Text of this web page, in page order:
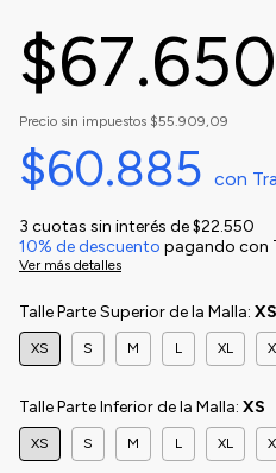
$67.650
Precio sin impuestos $55.909,09
$60.885 con
3 cuotas sin interés de$22.550
10% de descuento pagando con
Ver más detalles
Talle Parte Superior de la Malla: XS
XS S M L XL
Talle Parte Inferior de la Malla: XS
XS S M L XL